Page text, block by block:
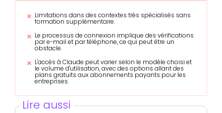
Limitations dans des contextes très spécialisés sans
formation supplémentaire.
Le processus de connexion implique des vérifications
par e-mail et par téléphone, ce qui peut être un
obstacle.
L'accès à Claude peut varier selon le modèle choisi et
le volume d'utilisation, avec des options allant des
plans gratuits aux abonnements payants pour les
entreprises.
Lire aussi